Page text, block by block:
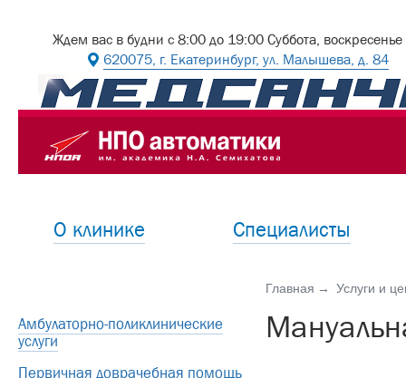
Ждем вас в будни с 8:00 до 19:00 Суббота,
620075, г. Екатеринбург, ул. Малышева, д. 84
О клинике Специалисты
Главная Услуги и
Амбулаторно-поликлинические
услуги
Первичная доврачебная помощь